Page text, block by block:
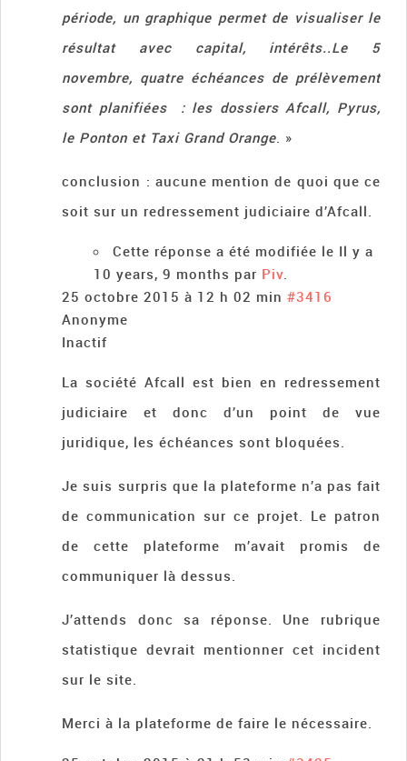
période, un graphique permet de visualiser le
résultat avec capital, intérêts..Le 5
novembre, quatre échéances de prélèvement
sont planifiées : les dossiers Afcall, Pyrus,
le Ponton et Taxi Grand Orange. »
conclusion : aucune mention de quoi que ce
soit sur un redressement judiciaire d’Afcall.
Cette réponse a été modifiée le Il y a
10 years, 9 months par Piv.
25 octobre 2015 à 12 h 02 min #3416
Anonyme
Inactif
La société Afcall est bien en redressement
judiciaire et donc d’un point de vue
juridique, les échéances sont bloquées.
Je suis surpris que la plateforme n’a pas fait
de communication sur ce projet. Le patron
de cette plateforme m’avait promis de
communiquer là dessus.
J’attends donc sa réponse. Une rubrique
statistique devrait mentionner cet incident
sur le site.
Merci à la plateforme de faire le nécessaire.